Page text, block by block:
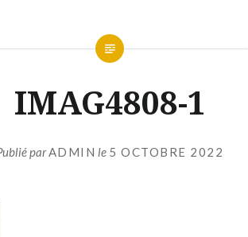
IMAG4808-1
parADMIN le 5 OCTOBRE 2022